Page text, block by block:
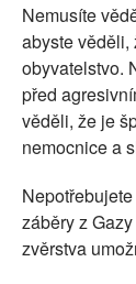
Nemusíte
abyste
obyvatelstvo.
před
věděli, že je
nemocnice a
záběry z
zvěrstva